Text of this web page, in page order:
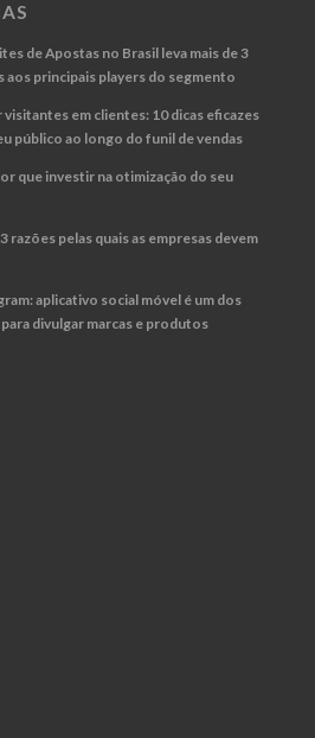
de Apostas no Brasil leva mais de 3
aos principais players do segmento
em clientes: 10 dicas eficazes
público ao longo do funil de vendas
que investir na otimização do seu
razões pelas quais as empresas devem
aplicativo social móvel é um dos
divulgar marcas e produtos